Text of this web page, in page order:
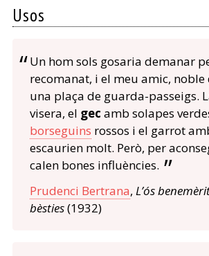
Usos
Un hom sols gosaria demanar
recomanat, i el meu amic, noble
una plaça de guarda-passeigs.
visera, el gec amb solapes
borseguins rossos i el garrot
escaurien molt. Però, per
calen bones influències.
Prudenci Bertrana, L’ós
bèsties(1932)